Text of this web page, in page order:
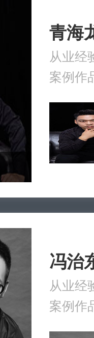
青海
从业经
案例作
冯治
从业经
案例作